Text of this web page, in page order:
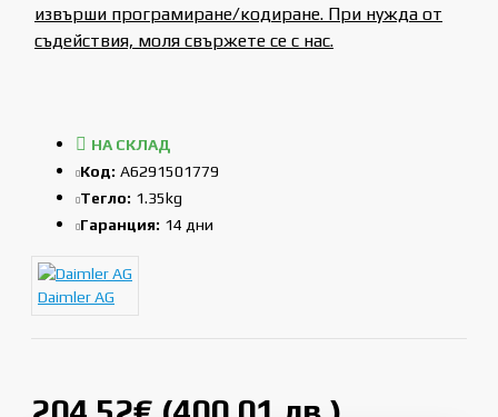
извърши програмиране/кодиране. При нужда от
съдействия, моля свържете се с нас.
НА СКЛАД
Код: A6291501779
Тегло: 1.35kg
Гаранция: 14 дни
Daimler AG